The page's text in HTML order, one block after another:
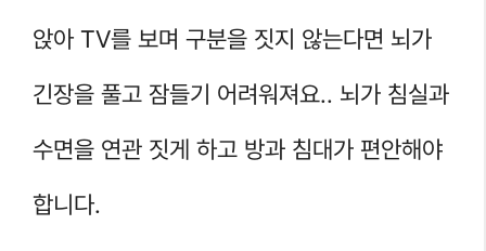
앉아 TV를 보며 구분을 짓지 않는다면 뇌가
긴장을 풀고 잠들기 어려워져요.. 뇌가 침실과
수면을 연관 짓게 하고 방과 침대가 편안해야
합니다.